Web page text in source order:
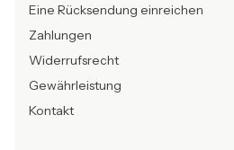
Eine Rücksendung einreichen
Zahlungen
Widerrufsrecht
Gewährleistung
Kontakt